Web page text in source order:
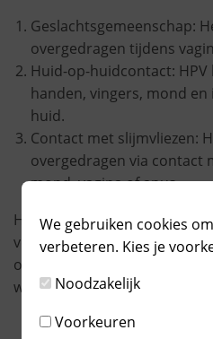
Geslachtsgemeenschap:
overgedragen tijdens
Huid-op-huidcontact:
handen, vingers, mond
huid.
Contact met slijmvliezen:
overgedragen via contact
mond, vagina of anus.
Hoewel condooms het risico
verminderen, bieden ze geen
omdat HPV ook via handen,
worden verspreid.
We gebruiken cookies
verbeteren. Kies je
Noodzakelijk
Voorkeuren